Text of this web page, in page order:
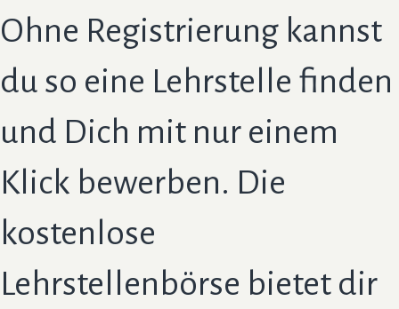
Ohne Registrierung kannst
du so eine Lehrstelle finden
und Dich mit nur einem
Klick bewerben. Die
kostenlose
Lehrstellenbörse bietet dir